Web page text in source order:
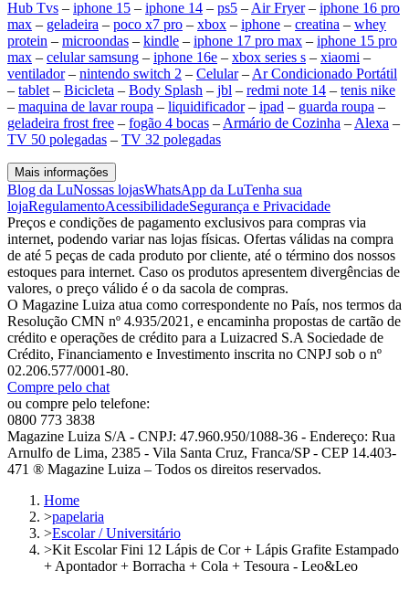
Hub Tvs – iphone 15 – iphone 14 – ps5 – Air Fryer– iphone 16 pro
max – geladeira – poco x7 pro – xbox – iphone – creatina – whey
protein – microondas – kindle – iphone 17 pro max – iphone 15 pro
max – celular samsung – iphone 16e – xbox series s – xiaomi –
ventilador– nintendo switch 2 – Celular– Ar Condicionado Portátil
– tablet – Bicicleta – Body Splash – jbl – redmi note 14 – tenis nike
– maquina de lavar roupa – liquidificador– ipad – guarda roupa –
geladeira frost free – fogão 4 bocas – Armário de Cozinha – Alexa –
TV 50 polegadas – TV 32 polegadas
Mais informações
Blog da LuNossas lojasWhatsApp da LuTenha sua
lojaRegulamentoAcessibilidadeSegurança e Privacidade
Preços e condições de pagamento exclusivos para compras via
internet, podendo variar nas lojas físicas. Ofertas válidas na compra
de até 5 peças de cada produto por cliente, até o término dos nossos
estoques para internet. Caso os produtos apresentem divergências de
valores, o preço válido é o da sacola de compras.
O Magazine Luiza atua como correspondente no País, nos termos da
Resolução CMN nº 4.935/2021, e encaminha propostas de cartão de
crédito e operações de crédito para a Luizacred S.A Sociedade de
Crédito, Financiamento e Investimento inscrita no CNPJ sob o nº
02.206.577/0001-80.
Compre pelo chat
ou compre pelo telefone:
0800 773 3838
Magazine Luiza S/A - CNPJ: 47.960.950/1088-36 - Endereço: Rua
Arnulfo de Lima, 2385 - Vila Santa Cruz, Franca/SP - CEP 14.403-
471 ® Magazine Luiza – Todos os direitos reservados.
Home
>papelaria
>Escolar / Universitário
>Kit Escolar Fini 12 Lápis de Cor + Lápis Grafite Estampado
+ Apontador + Borracha + Cola + Tesoura - Leo&Leo